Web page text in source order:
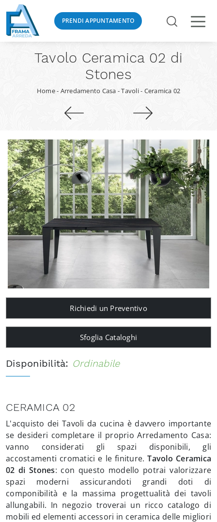
PRENDI APPUNTAMENTO
Tavolo Ceramica 02 di
Stones
Home- Arredamento Casa -Tavoli- Ceramica 02
Richiedi un Preventivo
Sfoglia Cataloghi
Disponibilità: Ordinabile
CERAMICA 02
L'acquisto dei Tavoli da cucina è davvero importante
se desideri completare il proprio Arredamento Casa:
vanno considerati gli spazi disponibili, gli
accostamenti cromatici e le finiture.Tavolo Ceramica
02 di Stones: con questo modello potrai valorizzare
spazi moderni assicurandoti grandi doti di
componibilità e la massima progettualità dei tavoli
allungabili. In negozio troverai un ricco catalogo di
mobili ed elementi accessori in ceramica delle migliori